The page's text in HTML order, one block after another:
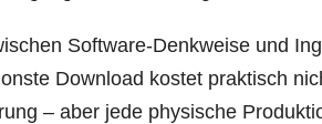
Software-Denkweise und
Download kostet praktisch
– aber jede physische